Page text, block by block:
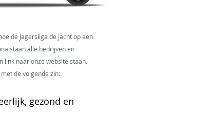
de Jagersliga de jacht op een
staan alle bedrijven en
link naar onze website staan.
de volgende zin:
gezond en